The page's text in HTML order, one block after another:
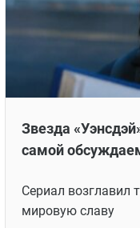
номинанты на
Впервые
12 ДЕКАБРЯ 2022 В 09:38